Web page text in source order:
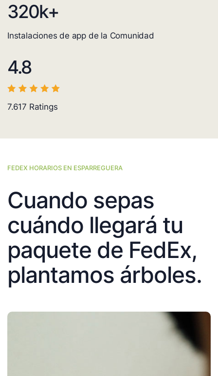
320k+
Instalaciones de app de la Comunidad
4.8
7.617 Ratings
FEDEX HORARIOS EN ESPARREGUERA
Cuando sepas
cuándo llegará tu
paquete de FedEx,
plantamos árboles.